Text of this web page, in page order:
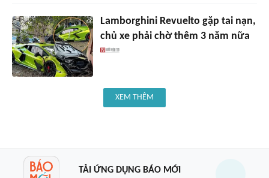
Lamborghini Revuelto gặp tai nạn,
chủ xe phải chờ thêm 3 năm nữa
XEM THÊM
TẢI ỨNG DỤNG BÁO MỚI